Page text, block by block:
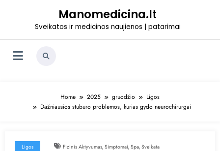
Manomedicina.lt
Sveikatos ir medicinos naujienos | patarimai
Home 2025 gruodžio
Ligos
Dažniausios stuburo problemos, kurias gydo neurochirurgai
Ligos Fizinis Aktyvumas, Simptomai, Spa, Sveikata